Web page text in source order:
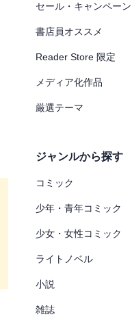
セール・キャンペーン
書店員オススメ
Reader Store 限定
メディア化作品
厳選テーマ
ジャンルから探す
コミック
少年・青年コミック
少女・女性コミック
ライトノベル
小説
雑誌